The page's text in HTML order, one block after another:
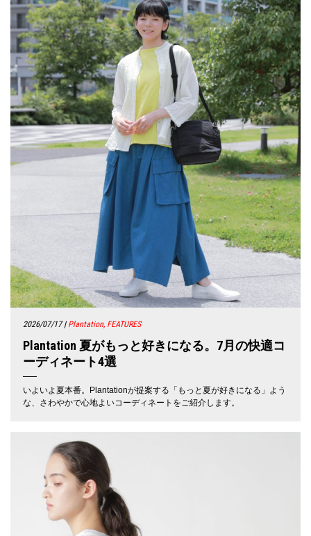
2026/07/17| Plantation, FEATURES
Plantation 夏がもっと好きになる。7月の快適コ
ーディネート4選
いよいよ夏本番。Plantationが提案する「もっと夏が好きになる」よう
な、さわやかで心地よいコーディネートをご紹介します。